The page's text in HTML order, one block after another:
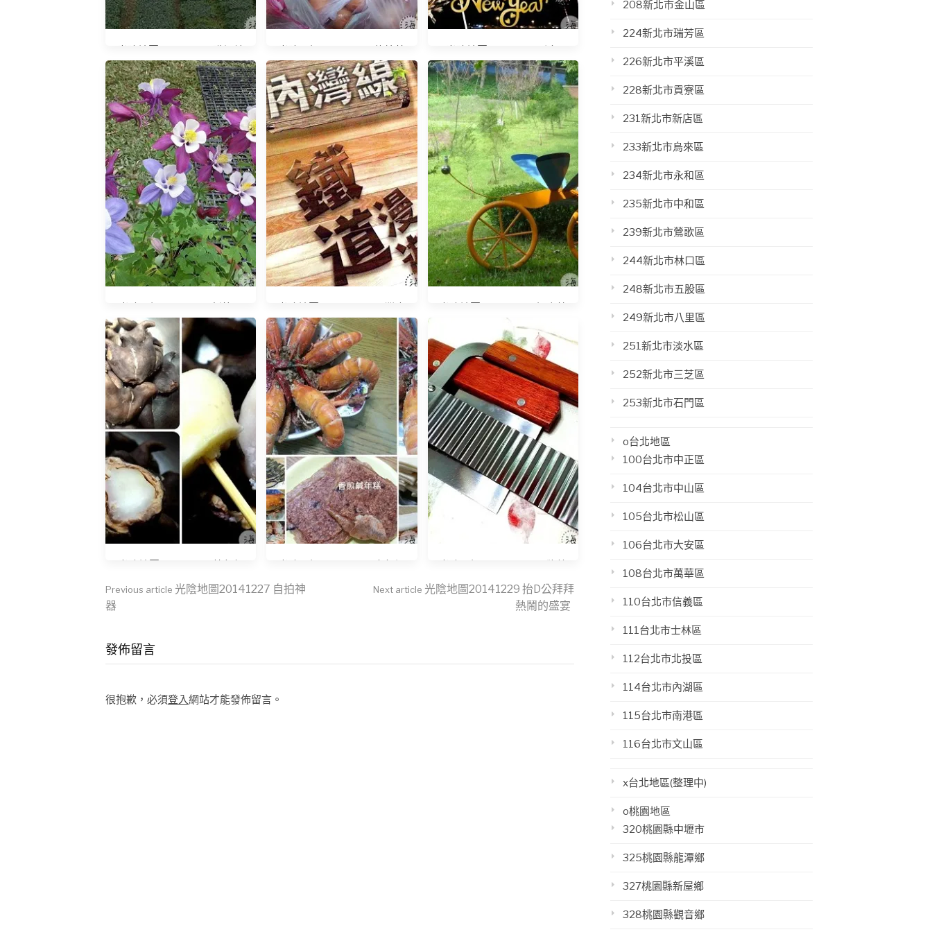
迴
市場
日遊
走
母鴨的季節
麼吃
其事必先利其器
Continue
Reading
Previous article 光陰地圖20141227 自拍神
器
Next article 光陰地圖20141229 抬D公拜拜
熱鬧的盛宴
發佈留言
很抱歉，必須登入網站才能發佈留言。
208新北市金山區
224新北市瑞芳區
226新北市平溪區
228新北市貢寮區
231新北市新店區
233新北市烏來區
234新北市永和區
235新北市中和區
239新北市鶯歌區
244新北市林口區
248新北市五股區
249新北市八里區
251新北市淡水區
252新北市三芝區
253新北市石門區
o台北地區
100台北市中正區
104台北市中山區
105台北市松山區
106台北市大安區
108台北市萬華區
110台北市信義區
111台北市士林區
112台北市北投區
114台北市內湖區
115台北市南港區
116台北市文山區
x台北地區(整理中)
o桃園地區
320桃園縣中壢市
325桃園縣龍潭鄉
327桃園縣新屋鄉
328桃園縣觀音鄉